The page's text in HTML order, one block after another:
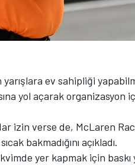
ev sahipliği
yol açarak organizasyon
izin verse de, McLaren
bakmadığını açıkladı.
yer kapmak için baskı